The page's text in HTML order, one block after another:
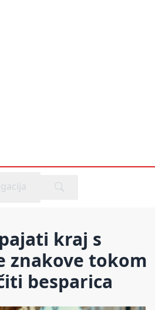
kraj s
znakove tokom
besparica